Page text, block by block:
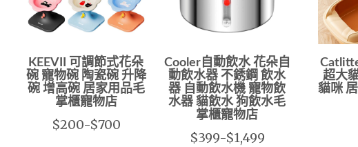
KEEVII 可調節式花朵
碗 寵物碗 陶瓷碗 升降
碗 增高碗 居家用品毛
掌櫃寵物店
$200-$700
Cooler自動飲水 花朵自
動飲水器 不銹鋼 飲水
器 自動飲水機 寵物飲
水器 貓飲水 狗飲水毛
掌櫃寵物店
$399-$1,499
超大
貓咪